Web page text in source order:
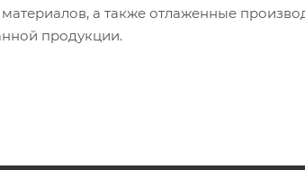
а также отлаженные
продукции.